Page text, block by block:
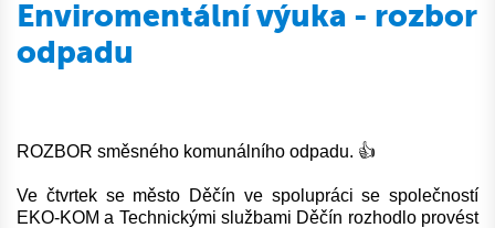
Enviromentální výuka - rozbor
odpadu
ROZBOR směsného komunálního odpadu. 👍
Ve čtvrtek se město Děčín ve spolupráci se společností
EKO-KOM a Technickými službami Děčín rozhodlo provést